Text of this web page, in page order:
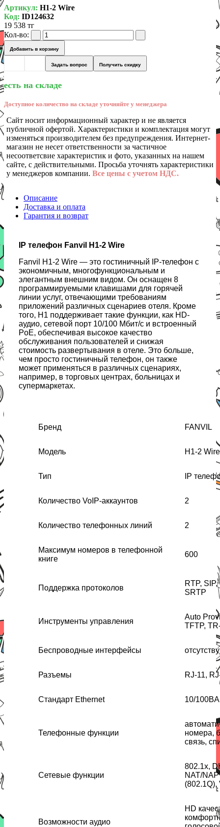
Артикул: H1-2 Wire
Код: ID124632
19 538 тг
Кол-во:
Добавить в корзину
Задать вопрос Получить скидку
есть на складе
Доступное количество на складе уточняйте у менеджера
Сайт носит информационный характер и не является
публичной офертой. Характеристики и комплектация могут
изменяться производителем без предупреждения. Интернет-
магазин не несет ответственности за частичное
несоответсвие характеристик и фото, указанных на нашем
сайте, с действительными. Просьба уточнять характеристики
у менеджеров компании. Все цены с учетом НДС.
Описание
Доставка и оплата
Гарантия и возврат
IP телефон Fanvil H1-2 Wire
Fanvil H1-2 Wire — это гостиничный IP-телефон с
экономичным, многофункциональным и
элегантным внешним видом. Он оснащен 8
программируемыми клавишами для горячей
линии услуг, отвечающими требованиям
приложений различных сценариев отеля. Кроме
того, H1 поддерживает такие функции, как HD-
аудио, сетевой порт 10/100 Мбит/с и встроенный
PoE, обеспечивая высокое качество
обслуживания пользователей и снижая
стоимость развертывания в отеле. Это больше,
чем просто гостиничный телефон, он также
может применяться в различных сценариях,
например, в торговых центрах, больницах и
супермаркетах.
Бренд FANVIL
Модель H1-2 Wire
Тип IP
Количество VoIP-аккаунтов 2
Количество телефонных линий 2
Максимум номеров в телефонной
книге
600
Поддержка протоколов
RTP,
SRTP
Инструменты управления
Auto
TFTP,
Беспроводные интерфейсы
Разъемы RJ-11,
Стандарт Ethernet 10/
Телефонные функции
номера,
связь,
Сетевые функции
802.1x,
NAT/
(802.1Q),
Возможности аудио
HD